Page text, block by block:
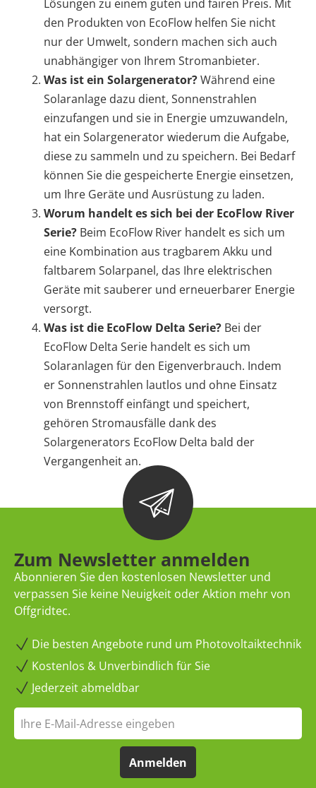
Lösungen zu einem guten und fairen Preis. Mit
den Produkten von EcoFlow helfen Sie nicht
nur der Umwelt, sondern machen sich auch
unabhängiger von Ihrem Stromanbieter.
Was ist ein Solargenerator?Während eine
Solaranlage dazu dient, Sonnenstrahlen
einzufangen und sie in Energie umzuwandeln,
hat ein Solargenerator wiederum die Aufgabe,
diese zu sammeln und zu speichern. Bei Bedarf
können Sie die gespeicherte Energie einsetzen,
um Ihre Geräte und Ausrüstung zu laden.
Worum handelt es sich bei der EcoFlow River
Serie? Beim EcoFlow River handelt es sich um
eine Kombination aus tragbarem Akku und
faltbarem Solarpanel, das Ihre elektrischen
Geräte mit sauberer und erneuerbarer Energie
versorgt.
Was ist die EcoFlow Delta Serie? Bei der
EcoFlow Delta Serie handelt es sich um
Solaranlagen für den Eigenverbrauch. Indem
er Sonnenstrahlen lautlos und ohne Einsatz
von Brennstoff einfängt und speichert,
gehören Stromausfälle dank des
Solargenerators EcoFlow Delta bald der
Vergangenheit an.
Zum Newsletter anmelden
Abonnieren Sie den kostenlosen Newsletter und
verpassen Sie keine Neuigkeit oder Aktion mehr von
Offgridtec.
Die besten Angebote rund um Photovoltaiktechnik
Kostenlos & Unverbindlich für Sie
Jederzeit abmeldbar
Anmelden